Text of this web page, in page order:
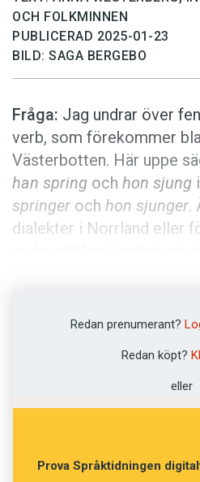
OCH FOLKMINNEN
PUBLICERAD 2025-01-23
BILD: SAGA BERGEBO
Fråga: Jag undrar över
verb, som förekommer
Väster­botten. Här uppe
han spring och hon sjung
springer och hon sjunger.
dialekter i Norrland eller
Att
närmare bestämt
Gästrikland och södra
förekommer i vissa
Redan prenumerant?
Redan köpt?
eller
Prova Språktidningen